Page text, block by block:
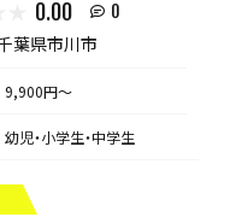
0.00 0
葉県市川市
9,900円〜
幼児・小学生・中学生